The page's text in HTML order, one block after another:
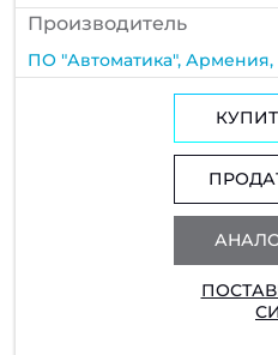
Производитель
ПО "Автоматика", Армения,
СИ